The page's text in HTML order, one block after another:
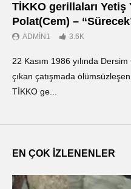
TİKKO gerillaları Yetiş
Polat(Cem) –
ADMIN1 3.6K
22 Kasım 1986 yılında
çıkan çatışmada
TİKKO ge...
EN ÇOK İZLENENLER